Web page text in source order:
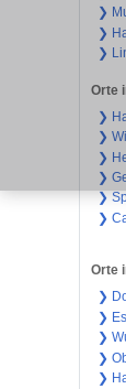
❯
❯
❯
Orte
❯
❯
❯
❯
❯
❯
Orte
❯
❯
❯
❯
❯